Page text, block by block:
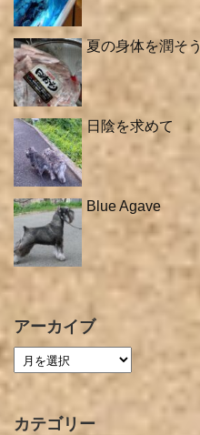
夏の身体を潤そう
日陰を求めて
Blue Agave
アーカイブ
カテゴリー